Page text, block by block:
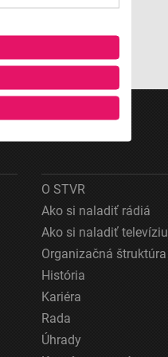
O STVR
Ako si naladiť rádiá
Ako si naladiť televíziu
Organizačná štruktúra
História
Kariéra
Rada
Úhrady